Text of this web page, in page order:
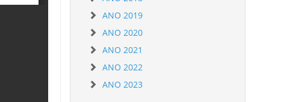
ANO 2019
ANO 2020
ANO 2021
ANO 2022
ANO 2023